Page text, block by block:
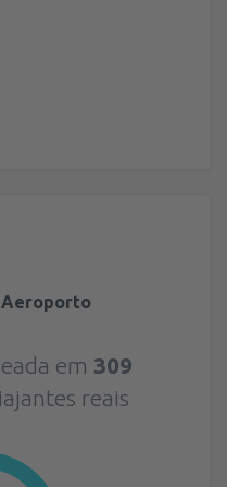
Aeroporto
em 309
reais